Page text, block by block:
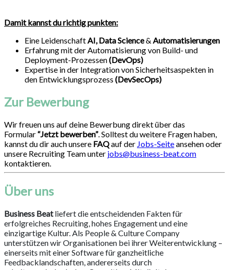
Damit kannst du richtig punkten:
Eine LeidenschaftAI, Data Science& Automatisierungen
Erfahrung mit der Automatisierung von Build- und
Deployment-Prozessen(DevOps)
Expertise in der Integration von Sicherheitsaspekten in
den Entwicklungsprozess (DevSecOps)
Zur Bewerbung
Wir freuen uns auf deine Bewerbung direkt über das
Formular “Jetzt bewerben”. Solltest du weitere Fragen haben,
kannst du dir auch unsere FAQauf der Jobs-Seiteansehen oder
unsere Recruiting Team unter jobs@business-beat.com
kontaktieren.
Über uns
Business Beatliefert die entscheidenden Fakten für
erfolgreiches Recruiting, hohes Engagement und eine
einzigartige Kultur. Als People & Culture Company
unterstützen wir Organisationen bei ihrer Weiterentwicklung –
einerseits mit einer Software für ganzheitliche
Feedbacklandschaften, andererseits durch